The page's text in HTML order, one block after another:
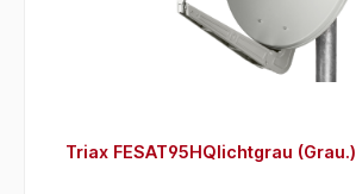
Triax FESAT95HQlichtgrau (Grau.)